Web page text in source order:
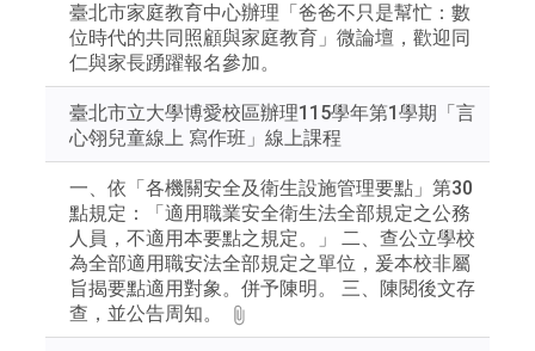
臺北市家庭教育中心辦理「爸爸不只是幫忙：數
位時代的共同照顧與家庭教育」微論壇，歡迎同
仁與家長踴躍報名參加。
臺北市立大學博愛校區辦理115學年第1學期「言
心翎兒童線上 寫作班」線上課程
一、依「各機關安全及衛生設施管理要點」第30
點規定：「適用職業安全衛生法全部規定之公務
人員，不適用本要點之規定。」 二、查公立學校
為全部適用職安法全部規定之單位，爰本校非屬
旨揭要點適用對象。併予陳明。 三、陳閱後文存
查，並公告周知。